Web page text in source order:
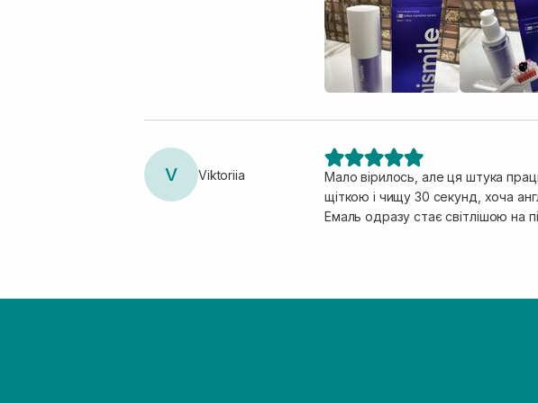
V Viktoriia
Мало вірилось, але ця штука
щіткою і чищу 30 секунд, хоча
Емаль одразу стає світлішою на